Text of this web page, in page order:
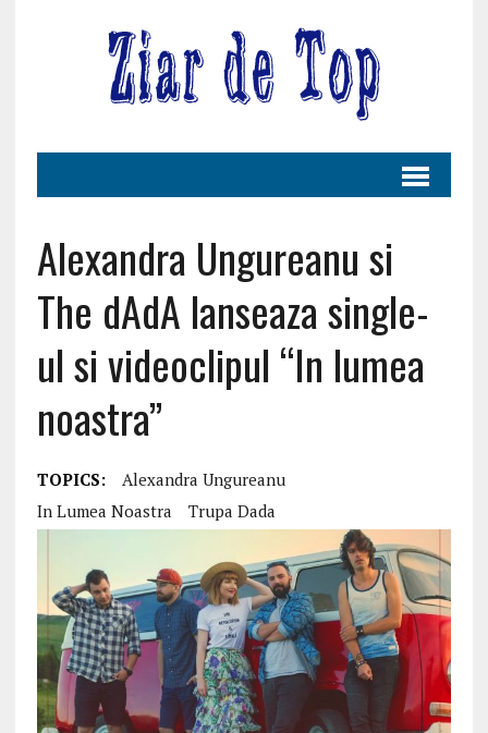
Alexandra Ungureanu si
The dAdA lanseaza single-
ul si videoclipul “In lumea
noastra”
TOPICS:
Alexandra Ungureanu
In Lumea Noastra
Trupa Dada